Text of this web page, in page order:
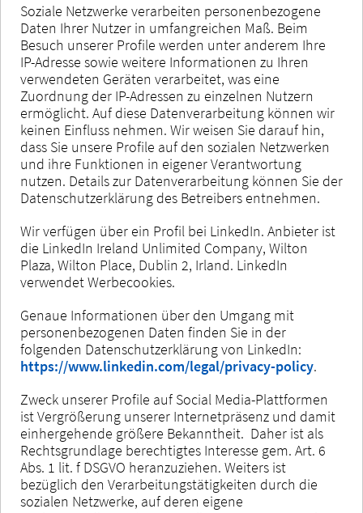
Soziale Netzwerke verarbeiten personenbezogene
Daten Ihrer Nutzer in umfangreichen Maß. Beim
Besuch unserer Profile werden unter anderem Ihre
IP-Adresse sowie weitere Informationen zu Ihren
verwendeten Geräten verarbeitet, was eine
Zuordnung der IP-Adressen zu einzelnen Nutzern
ermöglicht. Auf diese Datenverarbeitung können wir
keinen Einfluss nehmen. Wir weisen Sie darauf hin,
dass Sie unsere Profile auf den sozialen Netzwerken
und ihre Funktionen in eigener Verantwortung
nutzen. Details zur Datenverarbeitung können Sie der
Datenschutzerklärung des Betreibers entnehmen.
Wir verfügen über ein Profil bei LinkedIn. Anbieter ist
die LinkedIn Ireland Unlimited Company, Wilton
Plaza, Wilton Place, Dublin 2, Irland. LinkedIn
verwendet Werbecookies.
Genaue Informationen über den Umgang mit
personenbezogenen Daten finden Sie in der
folgenden Datenschutzerklärung von LinkedIn:
https://www.linkedin.com/legal/privacy-policy.
Zweck unserer Profile auf Social Media-Plattformen
ist Vergrößerung unserer Internetpräsenz und damit
einhergehende größere Bekanntheit. Daher ist als
Rechtsgrundlage berechtigtes Interesse gem. Art. 6
Abs. 1 lit. f DSGVO heranzuziehen. Weiters ist
bezüglich den Verarbeitungstätigkeiten durch die
sozialen Netzwerke, auf deren eigene